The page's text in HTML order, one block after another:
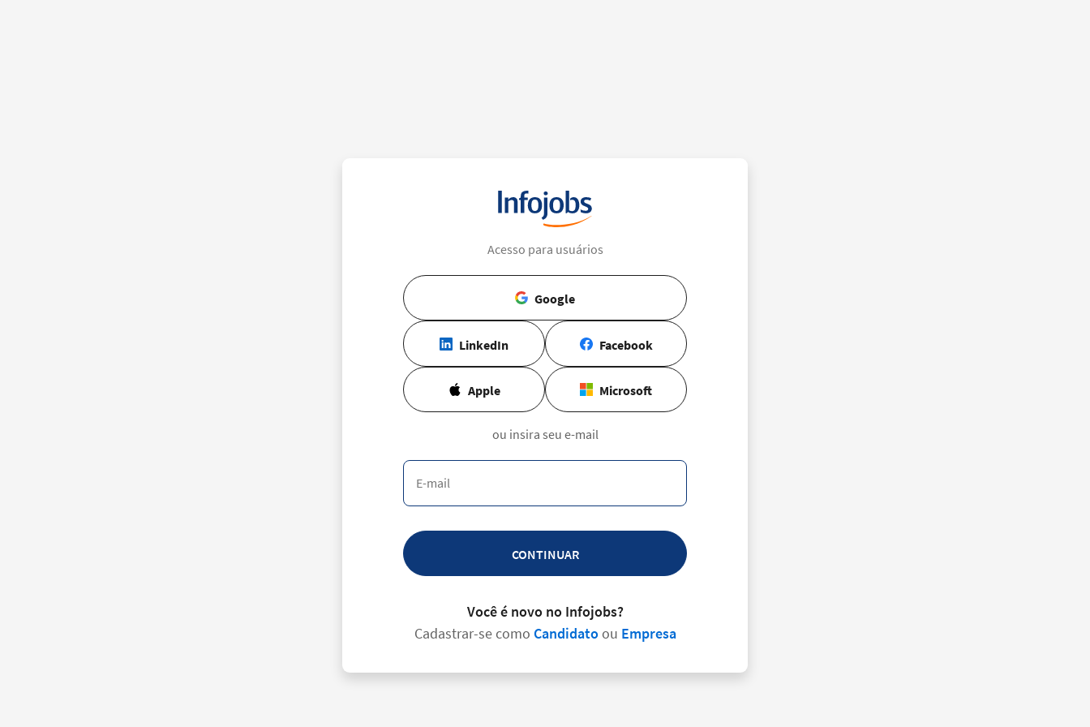
Acesso para usuários
Google
LinkedIn Facebook
Apple Microsoft
ou insira seu e-mail
CONTINUAR
Você é novo no Infojobs?
Cadastrar-se como Candidatoou Empresa